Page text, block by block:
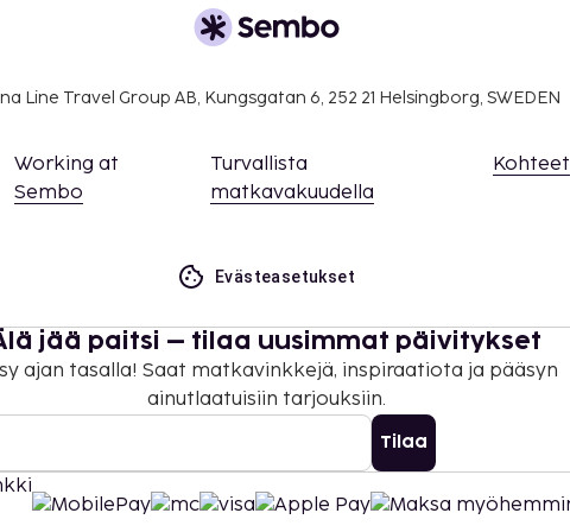
Varauksen
ilmaiseksi, kun hän
huoneissa.
huoneita, joiden
uloskirjautuminen ovat
Line Travel Group AB, Kungsgatan 6, 252 21 Helsingborg, SWEDEN
Working at
Sembo
Turvallista
matkavakuudella
Kohteet
Evästeasetukset
jää paitsi – tilaa uusimmat päivitykset
ajan tasalla! Saat matkavinkkejä, inspiraatiota ja pääsyn
ainutlaatuisiin tarjouksiin.
Tilaa